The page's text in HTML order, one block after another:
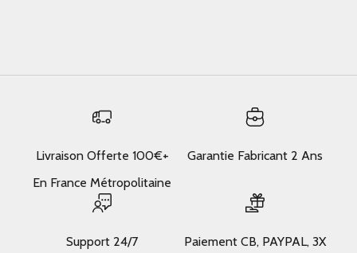
Livraison Offerte 100€+
En France Métropolitaine
Garantie Fabricant 2 Ans
Support 24/7
Paiement CB, PAYPAL, 3X